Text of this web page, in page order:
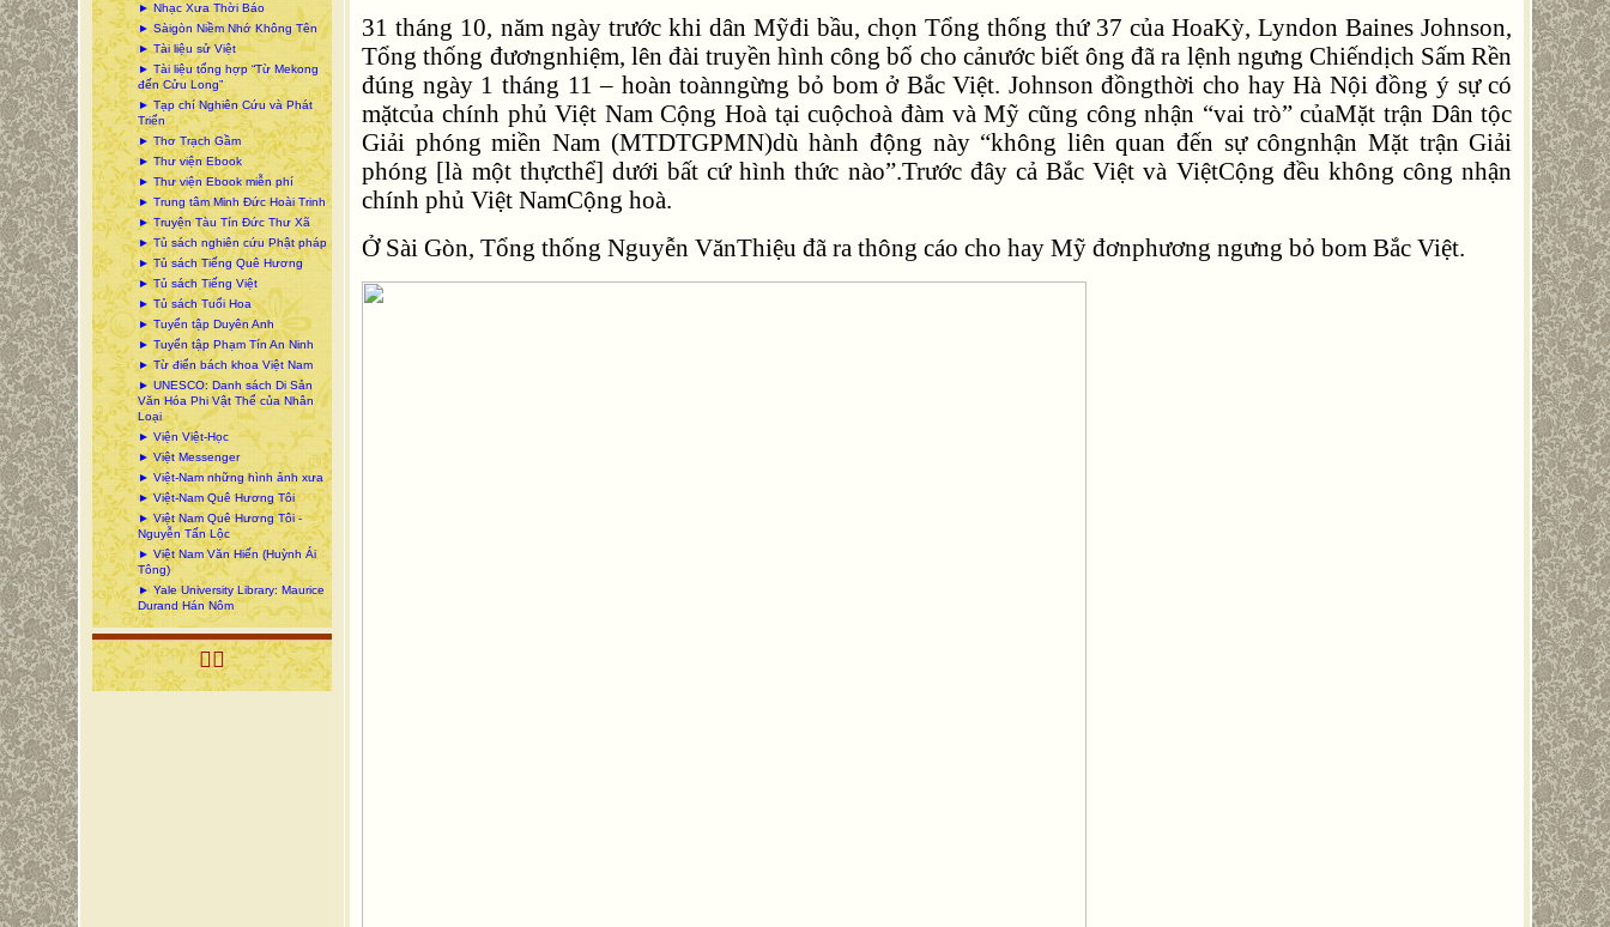
► Nhạc Xưa Thời Báo
► Sàigòn Niềm Nhớ Không Tên
► Tài liệu sử Việt
► Tài liệu tổng hợp “Từ Mekong
đến Cửu Long”
► Tạp chí Nghiên Cứu và Phát
Triển
► Thơ Trạch Gầm
► Thư viện Ebook
► Thư viện Ebook miễn phí
► Trung tâm Minh Đức Hoài Trinh
► Truyện Tàu Tín Đức Thư Xã
► Tủ sách nghiên cứu Phật pháp
► Tủ sách Tiếng Quê Hương
► Tủ sách Tiếng Việt
► Tủ sách Tuổi Hoa
► Tuyển tập Duyên Anh
► Tuyển tập Phạm Tín An Ninh
► Từ điển bách khoa Việt Nam
► UNESCO: Danh sách Di Sản
Văn Hóa Phi Vật Thể của Nhân
Loại
► Viện Việt-Học
► Việt Messenger
► Việt-Nam những hình ảnh xưa
► Việt-Nam Quê Hương Tôi
► Việt Nam Quê Hương Tôi -
Nguyễn Tấn Lộc
► Việt Nam Văn Hiến (Huỳnh Ái
Tông)
► Yale University Library: Maurice
Durand Hán Nôm

31 tháng 10, năm ngày trước khi dân Mỹđi bầu, chọn Tổng thống thứ 37 của HoaKỳ, Lyndon Baines Johnson,
Tổng thống đươngnhiệm, lên đài truyền hình công bố cho cảnước biết ông đã ra lệnh ngưng Chiếndịch Sấm Rền
đúng ngày 1 tháng 11 – hoàn toànngừng bỏ bom ở Bắc Việt. Johnson đồngthời cho hay Hà Nội đồng ý sự có
mặtcủa chính phủ Việt Nam Cộng Hoà tại cuộchoà đàm và Mỹ cũng công nhận “vai trò” củaMặt trận Dân tộc
Giải phóng miền Nam (MTDTGPMN)dù hành động này “không liên quan đến sự côngnhận Mặt trận Giải
phóng [là một thựcthể] dưới bất cứ hình thức nào”.Trước đây cả Bắc Việt và ViệtCộng đều không công nhận
chính phủ Việt NamCộng hoà.
Ở Sài Gòn, Tổng thống Nguyễn VănThiệu đã ra thông cáo cho hay Mỹ đơnphương ngưng bỏ bom Bắc Việt.